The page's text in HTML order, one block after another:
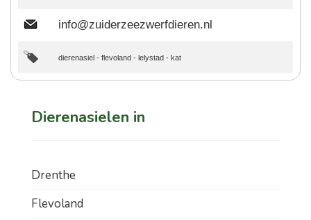
info@zuiderzeezwerfdieren.nl
dierenasiel - flevoland - lelystad - kat
Dierenasielen in
Drenthe
Flevoland